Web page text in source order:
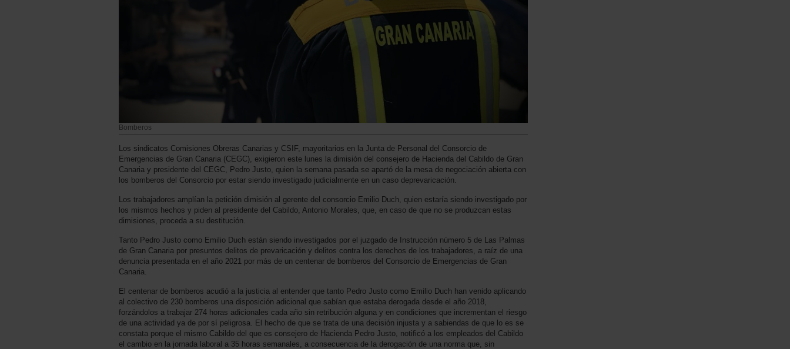
Bomberos
Los sindicatos Comisiones Obreras Canarias y CSIF, mayoritarios en la Junta de Personal del Consorcio de
Emergencias de Gran Canaria (CEGC), exigieron este lunes la dimisión del consejero de Hacienda del Cabildo de Gran
Canaria y presidente del CEGC, Pedro Justo, quien la semana pasada se apartó de la mesa de negociación abierta con
los bomberos del Consorcio por estar siendo investigado judicialmente en un caso deprevaricación.
Los trabajadores amplían la petición dimisión al gerente del consorcio Emilio Duch, quien estaría siendo investigado por
los mismos hechos y piden al presidente del Cabildo, Antonio Morales, que, en caso de que no se produzcan estas
dimisiones, proceda a su destitución.
Tanto Pedro Justo como Emilio Duch están siendo investigados por el juzgado de Instrucción número 5 de Las Palmas
de Gran Canaria por presuntos delitos de prevaricación y delitos contra los derechos de los trabajadores, a raíz de una
denuncia presentada en el año 2021 por más de un centenar de bomberos del Consorcio de Emergencias de Gran
Canaria.
El centenar de bomberos acudió a la justicia al entender que tanto Pedro Justo como Emilio Duch han venido aplicando
al colectivo de 230 bomberos una disposición adicional que sabían que estaba derogada desde el año 2018,
forzándolos a trabajar 274 horas adicionales cada año sin retribución alguna y en condiciones que incrementan el riesgo
de una actividad ya de por sí peligrosa. El hecho de que se trata de una decisión injusta y a sabiendas de que lo es se
constata porque el mismo Cabildo del que es consejero de Hacienda Pedro Justo, notificó a los empleados del Cabildo
el cambio en la jornada laboral a 35 horas semanales, a consecuencia de la derogación de una norma que, sin